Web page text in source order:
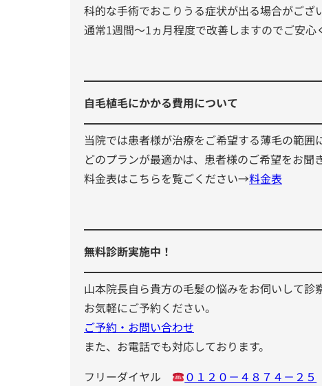
科的な手術でおこりうる症状が出る場合がござ
通常1週間～1ヵ月程度で改善しますのでご安心
自毛植毛にかかる費用について
当院では患者様が治療をご希望する薄毛の範囲
どのプランが最適かは、患者様のご希望をお聞
料金表はこちらを覧ごください→料金表
無料診断実施中！
山本院長自ら貴方の毛髪の悩みをお伺いして診
お気軽にご予約ください。
ご予約・お問い合わせ
また、お電話でも対応しております。
フリーダイヤル
０１２０－４８７４－２５